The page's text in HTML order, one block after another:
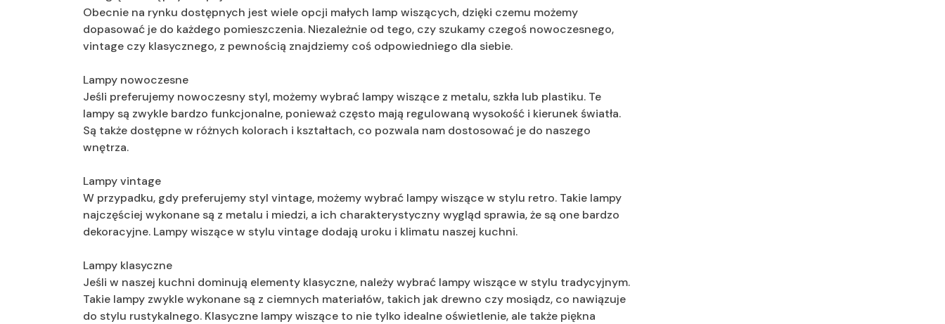
Obecnie na rynku dostępnych jest wiele opcji małych lamp wiszących, dzięki czemu możemy
dopasować je do każdego pomieszczenia. Niezależnie od tego, czy szukamy czegoś nowoczesnego,
vintage czy klasycznego, z pewnością znajdziemy coś odpowiedniego dla siebie.
Lampy nowoczesne
Jeśli preferujemy nowoczesny styl, możemy wybrać lampy wiszące z metalu, szkła lub plastiku. Te
lampy są zwykle bardzo funkcjonalne, ponieważ często mają regulowaną wysokość i kierunek światła.
Są także dostępne w różnych kolorach i kształtach, co pozwala nam dostosować je do naszego
wnętrza.
Lampy vintage
W przypadku, gdy preferujemy styl vintage, możemy wybrać lampy wiszące w stylu retro. Takie lampy
najczęściej wykonane są z metalu i miedzi, a ich charakterystyczny wygląd sprawia, że są one bardzo
dekoracyjne. Lampy wiszące w stylu vintage dodają uroku i klimatu naszej kuchni.
Lampy klasyczne
Jeśli w naszej kuchni dominują elementy klasyczne, należy wybrać lampy wiszące w stylu tradycyjnym.
Takie lampy zwykle wykonane są z ciemnych materiałów, takich jak drewno czy mosiądz, co nawiązuje
do stylu rustykalnego. Klasyczne lampy wiszące to nie tylko idealne oświetlenie, ale także piękna